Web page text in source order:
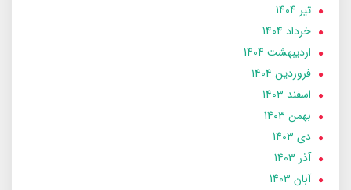
تير 1404
خرداد 1404
ارديبهشت 1404
فروردین 1404
اسفند 1403
بهمن 1403
دی 1403
آذر 1403
آبان 1403